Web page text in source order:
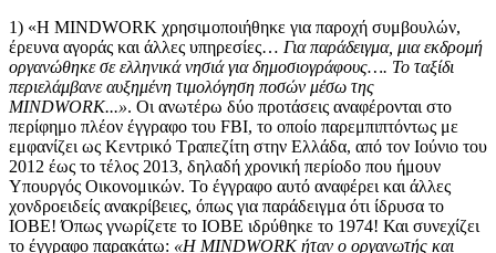
1) «Η MINDWORK χρησιμοποιήθηκε για παροχή συμβουλών,
έρευνα αγοράς και άλλες υπηρεσίες… Για παράδειγμα, μια εκδρομή
οργανώθηκε σε ελληνικά νησιά για δημοσιογράφους…. Το ταξίδι
περιελάμβανε αυξημένη τιμολόγηση ποσών μέσω της
MINDWORK...». Οι ανωτέρω δύο προτάσεις αναφέρονται στο
περίφημο πλέον έγγραφο του FBI, το οποίο παρεμπιπτόντως με
εμφανίζει ως Κεντρικό Τραπεζίτη στην Ελλάδα, από τον Ιούνιο του
2012 έως το τέλος 2013, δηλαδή χρονική περίοδο που ήμουν
Υπουργός Οικονομικών. Το έγγραφο αυτό αναφέρει και άλλες
χονδροειδείς ανακρίβειες, όπως για παράδειγμα ότι ίδρυσα το
ΙΟΒΕ! Όπως γνωρίζετε το ΙΟΒΕ ιδρύθηκε το 1974! Και συνεχίζει
το έγγραφο παρακάτω: «Η MINDWORK ήταν ο οργανωτής και